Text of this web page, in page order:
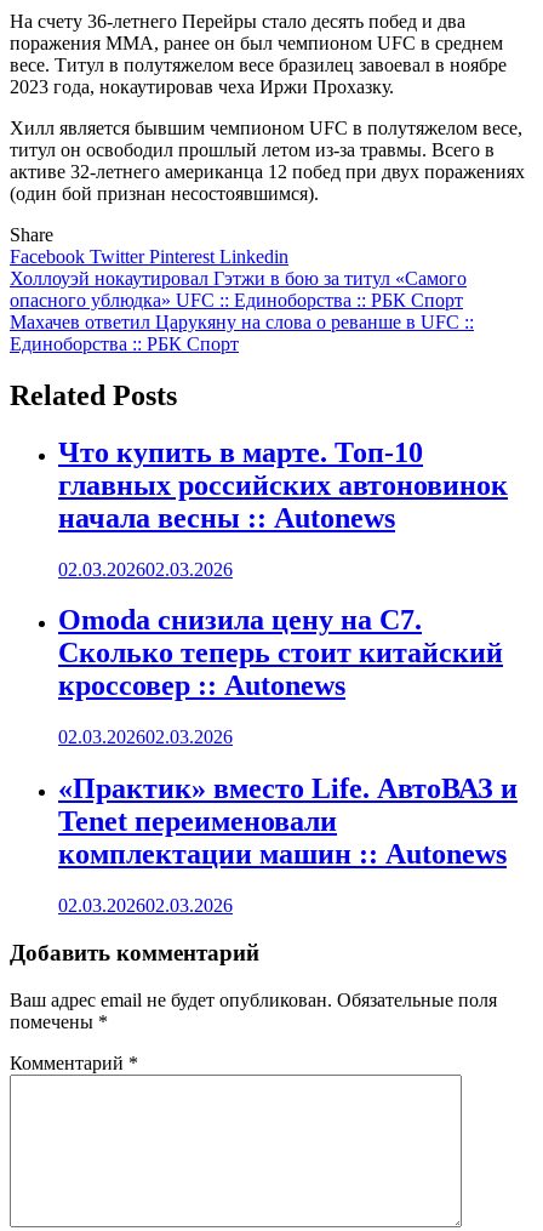
На счету 36-летнего Перейры стало десять побед и два
поражения ММА, ранее он был чемпионом UFC в среднем
весе. Титул в полутяжелом весе бразилец завоевал в ноябре
2023 года, нокаутировав чеха Иржи Прохазку.
Хилл является бывшим чемпионом UFC в полутяжелом весе,
титул он освободил прошлый летом из-за травмы. Всего в
активе 32-летнего американца 12 побед при двух поражениях
(один бой признан несостоявшимся).
Share
Facebook TwitterPinterest Linkedin
Навигация
по
записям
Холлоуэй нокаутировал Гэтжи в бою за титул «Cамого
опасного ублюдка» UFC :: Единоборства :: РБК Спорт
Махачев ответил Царукяну на слова о реванше в UFC ::
Единоборства :: РБК Спорт
Related Posts
Что купить в марте. Топ-10
главных российских автоновинок
начала весны :: Autonews
02.03.202602.03.2026
Omoda снизила цену на C7.
Сколько теперь стоит китайский
кроссовер :: Autonews
02.03.202602.03.2026
«Практик» вместо Life. АвтоВАЗ и
Tenet переименовали
комплектации машин :: Autonews
02.03.202602.03.2026
Добавить комментарий
Ваш адрес email не будет опубликован. Обязательные поля
помечены *
Комментарий *